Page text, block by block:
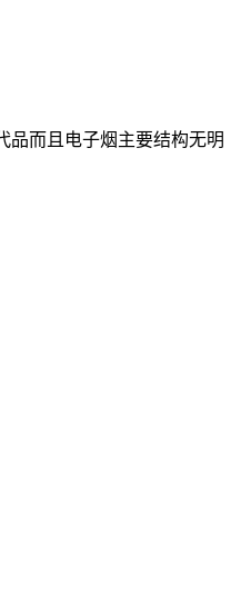
品而且电子烟主要结构无明